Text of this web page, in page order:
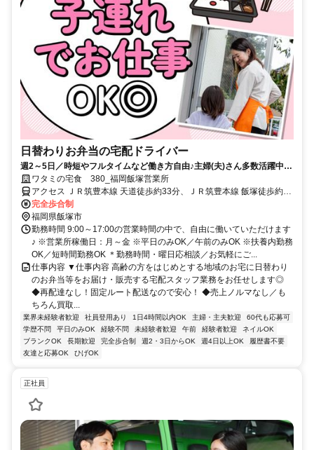
日替わりお弁当の宅配ドライバー
週2～5日／時短やフルタイムなど働き方自由♪主婦(夫)さん多数活躍中！
サポート体制バッチリなのでお子さんの行事でのお休みなども取りやす
い◎
ワタミの宅食 380_福岡飯塚営業所
アクセス ＪＲ筑豊本線 天道徒歩約33分、ＪＲ筑豊本線 飯塚徒歩約33
分、ＪＲ筑豊本線 新飯塚西口徒歩約51分
完全歩合制
福岡県飯塚市
勤務時間 9:00～17:00の営業時間の中で、自由に働いていただけます
♪ ※営業所稼働日：月～金 ※平日のみOK／午前のみOK ※扶養内勤務
OK／短時間勤務OK ＊勤務時間・曜日応相談／お気軽にご...
仕事内容 ▼仕事内容 高齢の方をはじめとする地域のお宅に日替わり
のお弁当等をお届け・販売する宅配スタッフ業務をお任せします◎
◆再配達なし！固定ルート配送なので安心！ ◆売上ノルマなし／も
ちろん買取...
業界未経験者歓迎 社員登用あり 1日4時間以内OK 主婦・主夫歓迎
60代も応募可
学歴不問
平日のみOK 経験不問 未経験者歓迎 午前 経験者歓迎
ネイルOK
ブランクOK
長期歓迎 完全歩合制 週2・3日からOK 週4日以上OK
履歴書不要
友達と応募OK
ひげOK
正社員